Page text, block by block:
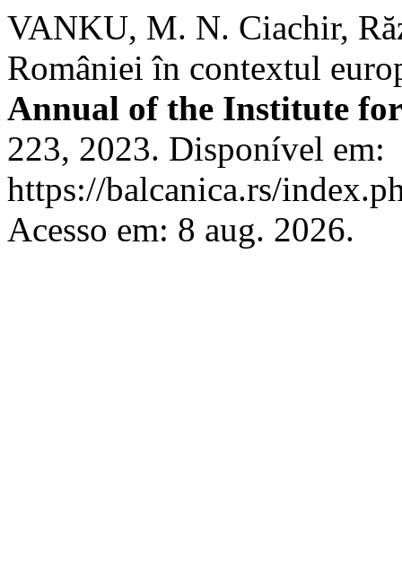
VANKU, M. N. Ciachir,
României în contextul
Annual of the Institute
223, 2023. Disponível em:
https://balcanica.rs/
Acesso em: 8 aug. 2026.